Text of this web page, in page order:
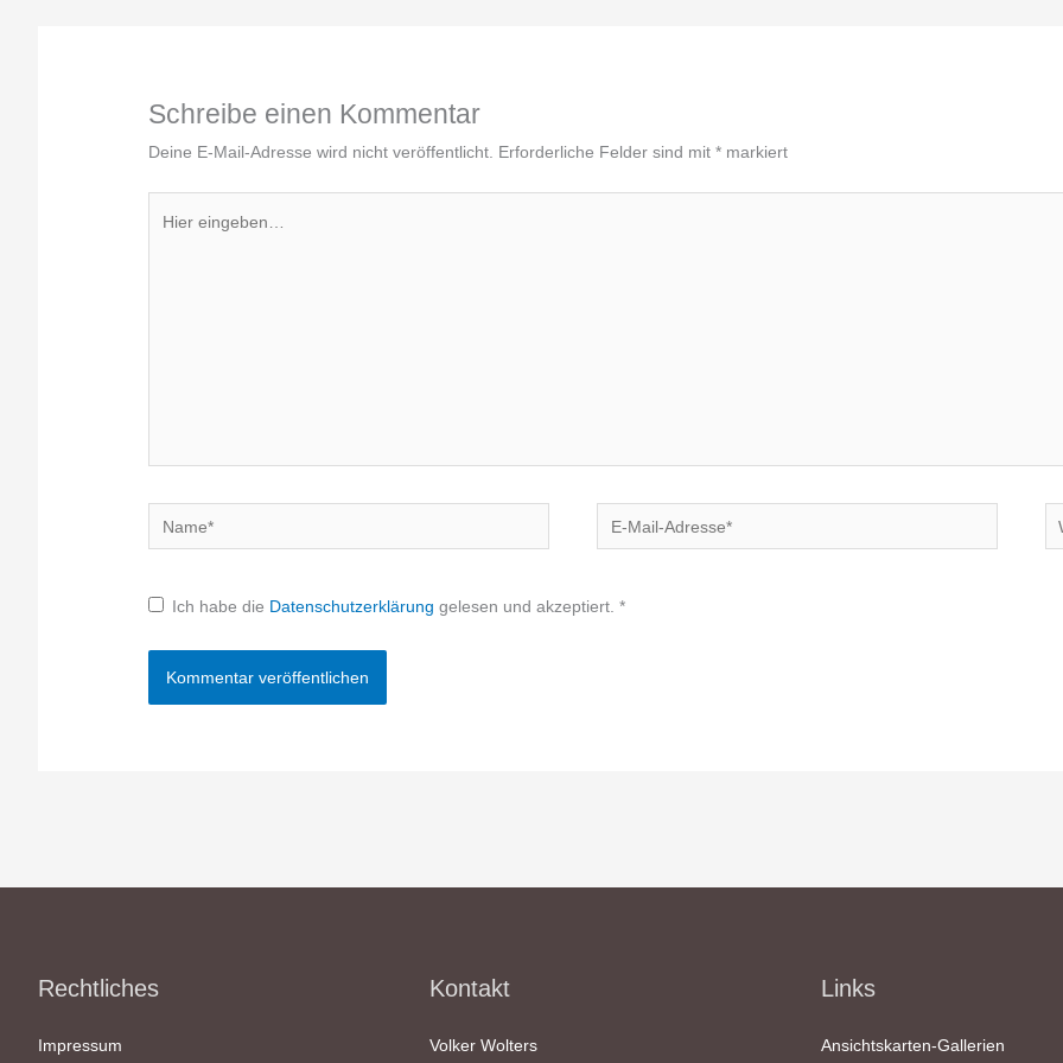
Schreibe einen Kommentar
Deine E-Mail-Adresse wird nicht veröffentlicht. Erforderliche Felder sind mit* markiert
eingeben…
Name*
E-
Mail-
Ich habe die Datenschutzerklärunggelesen und akzeptiert. *
Rechtliches
Impressum
Kontakt
Volker Wolters
Links
Ansichtskarten-Gallerien